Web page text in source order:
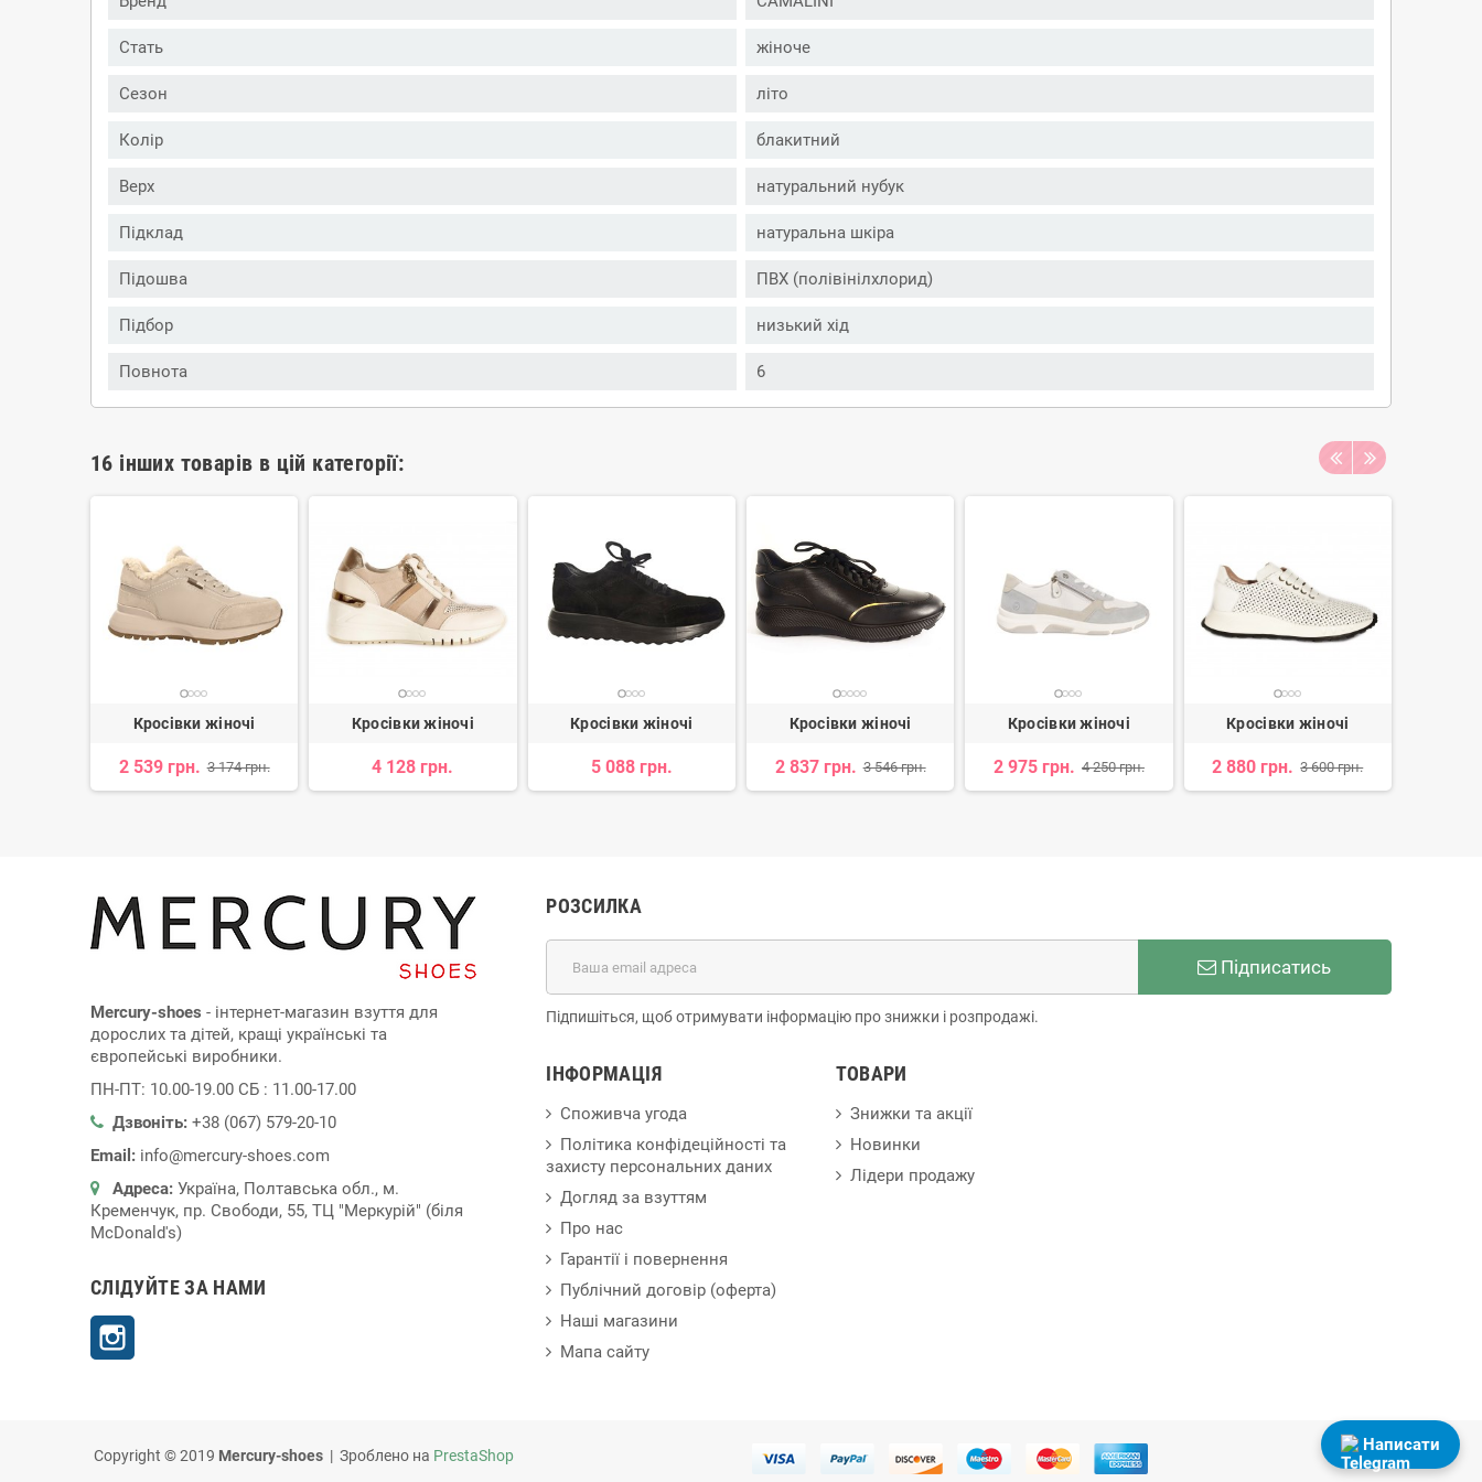
Стать жіноче
Сезон літо
Колір блакитний
Верх натуральний нубук
Підклад натуральна шкіра
Підошва ПВХ (полівінілхлорид)
Підбор низький хід
Повнота 6
16 інших товарів в цій категорії:
Кросівки жіночі
2 539 грн. 3 174 грн.
Кросівки жіночі
4 128 грн.
Кросівки жіночі
5 088 грн.
Кросівки жіночі
2 837 грн. 3 546 грн.
Кросівки жіночі
2 975 грн. 4 250 грн.
Кросівки жіночі
2 880 грн. 3 600 грн.
Mercury-shoes - інтернет-магазин взуття для
дорослих та дітей, кращі українські та
європейські виробники.
ПН-ПТ: 10.00-19.00 СБ : 11.00-17.00
Дзвоніть: +38 (067) 579-20-10
Email: info@mercury-shoes.com
Адреса: Україна, Полтавська обл., м.
Кременчук, пр. Свободи, 55, ТЦ "Меркурій" (біля
McDonald's)
СЛІДУЙТЕ ЗА НАМИ
РОЗСИЛКА
Підписатись
Підпишіться, щоб отримувати інформацію про знижки і розпродажі.
ІНФОРМАЦІЯ
Споживча угода
Політика конфідеційності та
захисту персональних даних
Догляд за взуттям
Про нас
Гарантії і повернення
Публічний договір (оферта)
Наші магазини
Мапа сайту
ТОВАРИ
Знижки та акції
Новинки
Лідери продажу
Copyright © 2019 Mercury-shoes | Зроблено на PrestaShop
Написати